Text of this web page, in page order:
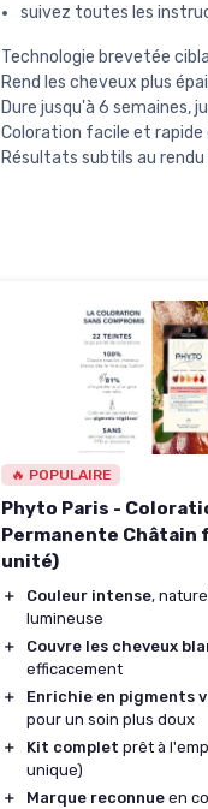
suivez toutes les
Technologie brevetée
Rend les cheveux plus
Dure jusqu'à 6 semaines,
Coloration facile et rapide
Résultats subtils au rendu
🔥 POPULAIRE
Phyto Paris -
Permanente Châtain
unité)
＋ Couleur intense,
lumineuse
＋
Couvre les cheveux
efficacement
＋
Enrichie en pigments
pour un soin plus doux
＋
Kit complet prêt à
unique)
＋
Marque reconnue en